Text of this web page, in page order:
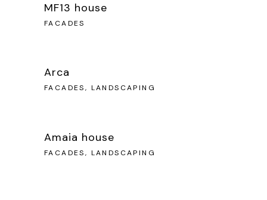
MF13 house
FACADES
Arca
FACADES, LANDSCAPING
Amaia house
FACADES, LANDSCAPING